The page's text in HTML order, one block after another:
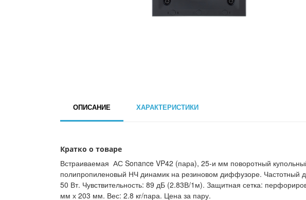
ОПИСАНИЕ ХАРАКТЕРИСТИКИ
Кратко о товаре
Встраиваемая АС Sonance VP42 (пара), 25-и мм поворотный
полипропиленовый НЧ динамик на резиновом диффузоре.
50 Вт. Чувствительность: 89 дБ (2.83В/1м). Защитная сетка:
мм х 203 мм. Вес: 2.8 кг/пара. Цена за пару.